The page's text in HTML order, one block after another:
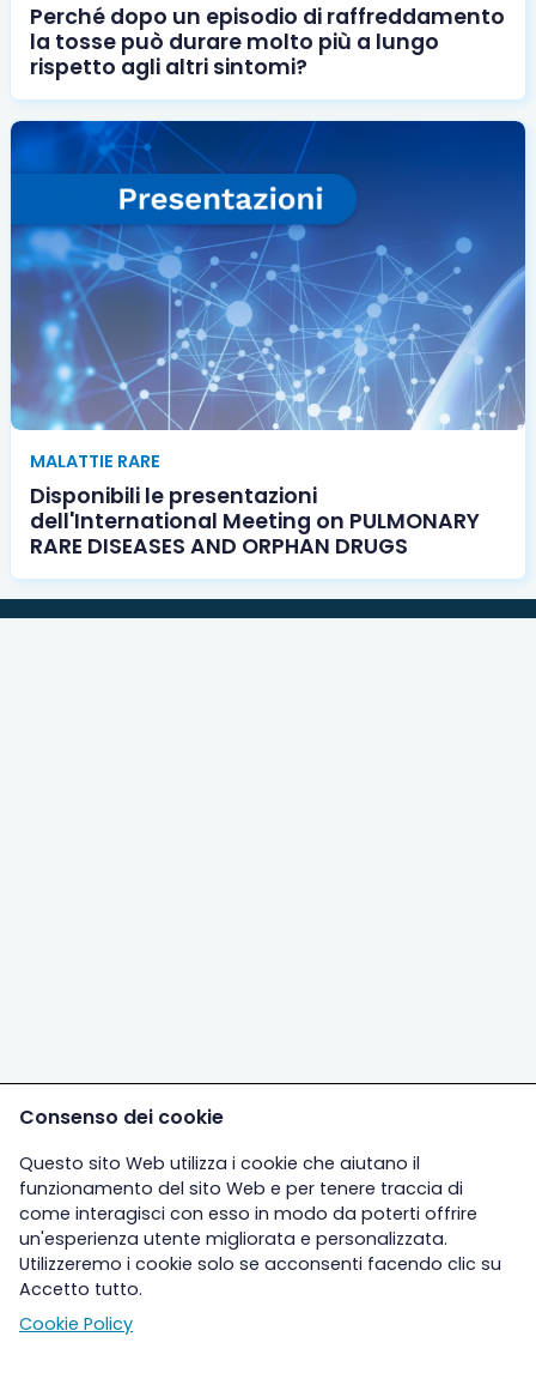
Perché dopo un episodio di raffreddamento
la tosse può durare molto più a lungo
rispetto agli altri sintomi?
MALATTIE RARE
Disponibili le presentazioni
dell'International Meeting on PULMONARY
RARE DISEASES AND ORPHAN DRUGS
Consenso dei cookie
Questo sito Web utilizza i cookie che aiutano il
funzionamento del sito Web e per tenere traccia di
come interagisci con esso in modo da poterti offrire
un'esperienza utente migliorata e personalizzata.
Utilizzeremo i cookie solo se acconsenti facendo clic su
Accetto tutto.
Cookie Policy